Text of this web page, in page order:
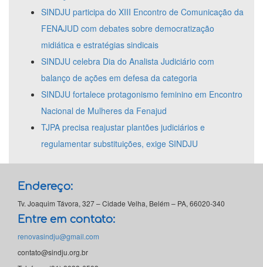
SINDJU participa do XIII Encontro de Comunicação da
FENAJUD com debates sobre democratização
midiática e estratégias sindicais
SINDJU celebra Dia do Analista Judiciário com
balanço de ações em defesa da categoria
SINDJU fortalece protagonismo feminino em Encontro
Nacional de Mulheres da Fenajud
TJPA precisa reajustar plantões judiciários e
regulamentar substituições, exige SINDJU
Endereço:
Tv. Joaquim Távora, 327 – Cidade Velha, Belém – PA, 66020-340
Entre em contato:
renovasindju@gmail.com
contato@sindju.org.br